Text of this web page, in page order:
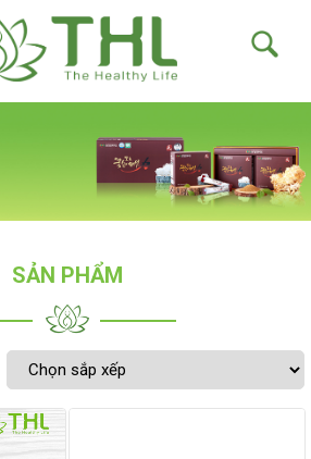
SẢN PHẨM